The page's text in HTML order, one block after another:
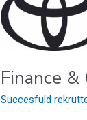
Finance
Succesfuld
&
Compliance
Controller